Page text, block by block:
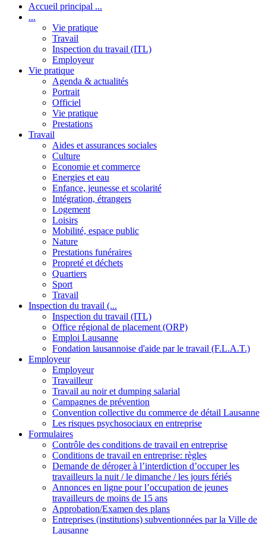
Accueil principal ...
...
Vie pratique
Travail
Inspection du travail (ITL)
Employeur
Vie pratique
Agenda & actualités
Portrait
Officiel
Vie pratique
Prestations
Travail
Aides et assurances sociales
Culture
Economie et commerce
Energies et eau
Enfance, jeunesse et scolarité
Intégration, étrangers
Logement
Loisirs
Mobilité, espace public
Nature
Prestations funéraires
Propreté et déchets
Quartiers
Sport
Travail
Inspection du travail (...
Inspection du travail (ITL)
Office régional de placement (ORP)
Emploi Lausanne
Fondation lausannoise d'aide par le travail (F.L.A.T.)
Employeur
Employeur
Travailleur
Travail au noir et dumping salarial
Campagnes de prévention
Convention collective du commerce de détail Lausanne
Les risques psychosociaux en entreprise
Formulaires
Contrôle des conditions de travail en entreprise
Conditions de travail en entreprise: règles
Demande de déroger à l’interdiction d’occuper les
travailleurs la nuit / le dimanche / les jours fériés
Annonces en ligne pour l’occupation de jeunes
travailleurs de moins de 15 ans
Approbation/Examen des plans
Entreprises (institutions) subventionnées par la Ville de
Lausanne